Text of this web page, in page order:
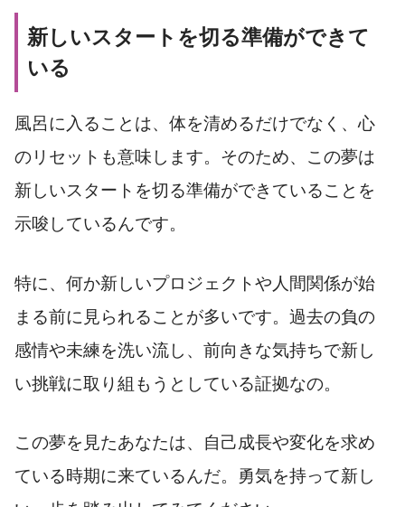
新しいスタートを切る準備ができて
いる
風呂に入ることは、体を清めるだけでなく、心
のリセットも意味します。そのため、この夢は
新しいスタートを切る準備ができていることを
示唆しているんです。
特に、何か新しいプロジェクトや人間関係が始
まる前に見られることが多いです。過去の負の
感情や未練を洗い流し、前向きな気持ちで新し
い挑戦に取り組もうとしている証拠なの。
この夢を見たあなたは、自己成長や変化を求め
ている時期に来ているんだ。勇気を持って新し